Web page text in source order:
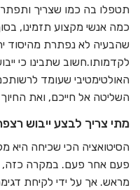
תטפלו בה כמו שצריך
כמה אנשי מקצוע תזמינו,
שהבעיה לא נפתרת מהיסוד
לקדמותו.חשוב שתבינו כי
האולטימטיבי שעומד
השליטה אל חייכם, ואת
מתי צריך לבצע ייבוש
הסיטואציה הכי שכיחה היא
פעם אחר פעם. במקרה כזה,
מראש. אך על ידי לקיחת